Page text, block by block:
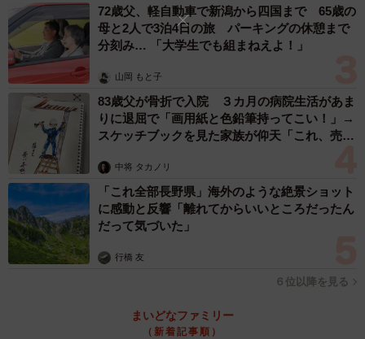
72歳父、軽自動車で新潟から四国まで 65歳の
母と2人で3泊4日の旅 パーキングの休憩まで
分刻み… 「大学生でも組まねえよ！」
山岡 もと子
83歳父が骨折で入院 ３カ月の病院生活があま
りに退屈で「画用紙と色鉛筆持ってこい！」→
スケッチブックを見た家族が仰天「これ、売れ
中将 タカノリ
「これ全部長野県」海外のような絶景ショット
に感動と反響「離れてからいいところだったん
だって気づいた」
行橋 友
６位以降を見る
まいどなファミリー
（新着記事順）